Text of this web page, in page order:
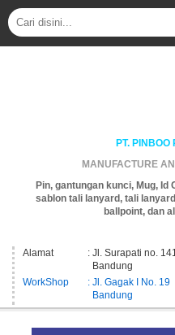
PT. PINBOO
MANUFACTURE
Pin, gantungan kunci, Mug,
sablon tali lanyard, tali
ballpoint, dan
Alamat
: Jl. Surapati no.
Bandung
WorkShop
: Jl. Gagak I No. 19
Bandung